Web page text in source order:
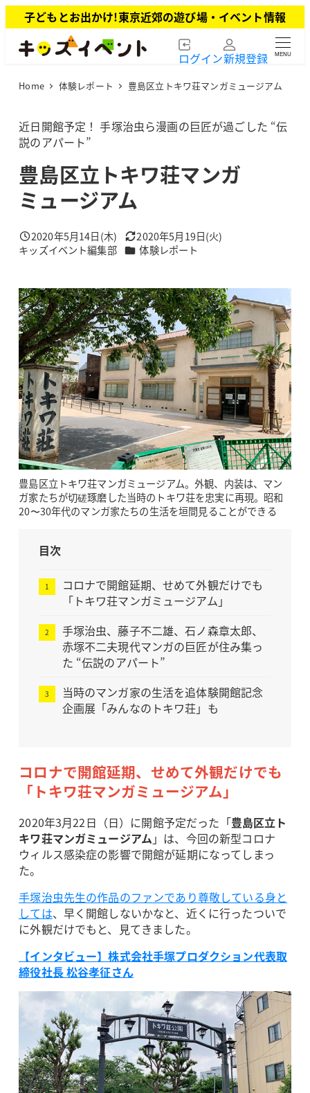
イ
子どもとお出かけ!東京近郊の遊び場・イベント情報
ログイン新規登録 MENU
Home 体験レポート 豊島区立トキワ荘マンガミュージアム
近日開館予定！ 手塚治虫ら漫画の巨匠が過ごした “伝
説のアパート”
豊島区立トキワ荘マンガ
ミュージアム
投稿日
2020年5月14日(木) 更新日
2020年5月19日(火)
著
キッズイベント編集部 カテゴリー
体験レポート
豊島区立トキワ荘マンガミュージアム。外観、内装は、マン
ガ家たちが切磋琢磨した当時のトキワ荘を忠実に再現。昭和
20〜30年代のマンガ家たちの生活を垣間見ることができる
目次
コロナで開館延期、せめて外観だけでも
「トキワ荘マンガミュージアム」
手塚治虫、藤子不二雄、石ノ森章太郎、
赤塚不二夫現代マンガの巨匠が住み集っ
た “伝説のアパート”
当時のマンガ家の生活を追体験開館記念
企画展「みんなのトキワ荘」も
コロナで開館延期、せめて外観だけでも
「トキワ荘マンガミュージアム」
2020年3月22日（日）に開館予定だった「豊島区立ト
キワ荘マンガミュージアム 」は、今回の新型コロナ
ウィルス感染症の影響で開館が延期になってしまっ
た。
手塚治虫先生の作品のファンであり尊敬している身と
しては、早く開館しないかなと、近くに行ったついで
に外観だけでもと、見てきました。
【インタビュー】株式会社手塚プロダクション代表取
締役社長 松谷孝征さん